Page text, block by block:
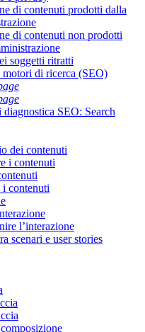
di contenuti prodotti dalla
di contenuti non prodotti
soggetti ritratti
di ricerca (SEO)
SEO: Search
dei contenuti
i contenuti
contenuti
l’interazione
scenari e user stories